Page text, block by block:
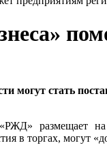
могут стать
размещает на
в торгах, могут